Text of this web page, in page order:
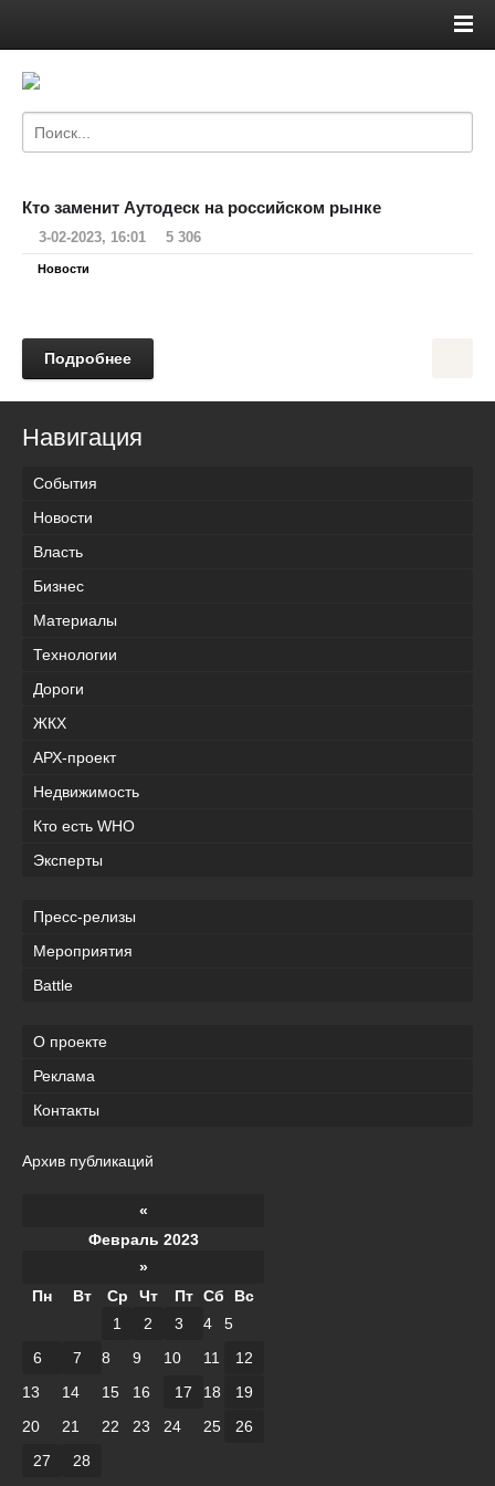
Кто заменит Аутодеск на российском рынке
3-02-2023, 16:01 5 306
Новости
Подробнее
Навигация
События
Новости
Власть
Бизнес
Материалы
Технологии
Дороги
ЖКХ
АРХ-проект
Недвижимость
Кто есть WHO
Эксперты
Пресс-релизы
Мероприятия
Battle
О проекте
Реклама
Контакты
Архив публикаций
«
Февраль 2023
»
Пн
Вт Ср Чт Пт Сб
Вс
1
2 3 4
5
6
7 8 9 10 11
12
13
14 15 16 17 18
19
20
21 22 23 24 25
26
27
28